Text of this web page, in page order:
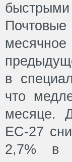
в
что
месяце.
ЕС-27
2,7% в